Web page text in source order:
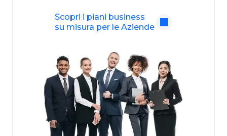
Scopri i piani business
su misura per le Aziende